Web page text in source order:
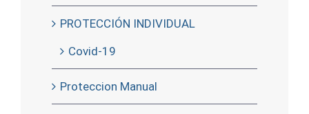
PROTECCIÓN INDIVIDUAL
Covid-19
Proteccion Manual